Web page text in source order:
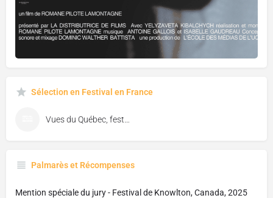
Sélection en Festival en France
Palmarès et Récompenses
Mention spéciale du jury - Festival de Knowlton, Canada, 2025